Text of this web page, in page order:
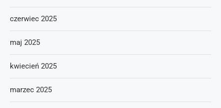
czerwiec 2025
maj 2025
kwiecień 2025
marzec 2025